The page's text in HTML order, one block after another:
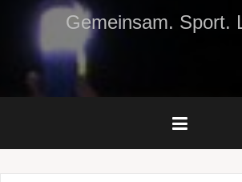
Gemeinsam. Sport.